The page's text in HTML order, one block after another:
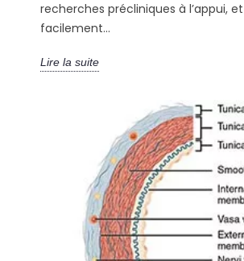
recherches précliniques à l’appui,
facilement...
Lire la suite